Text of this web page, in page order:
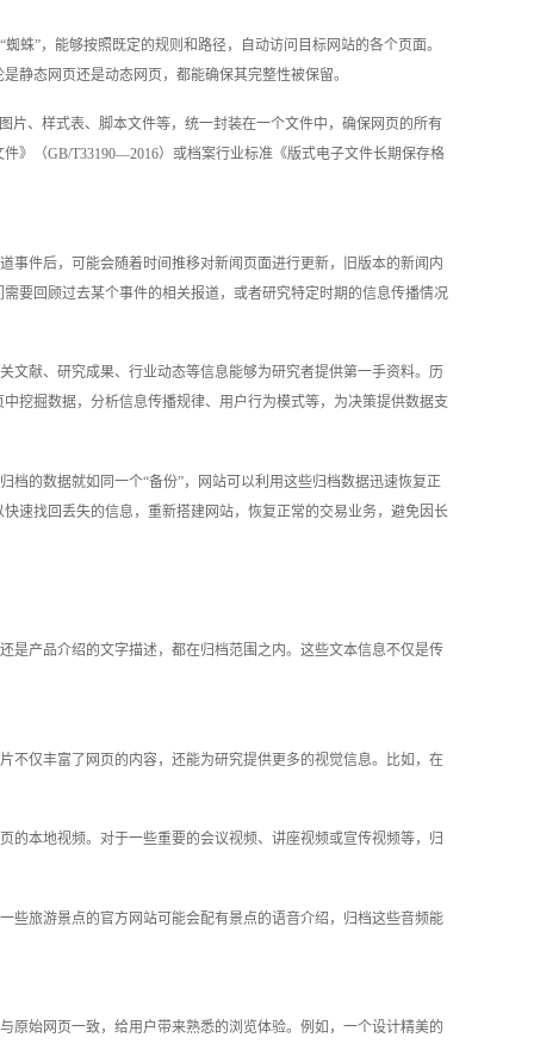
蛛”，能够按照既定的规则和路径，自动访问目标网站的各个页面。
静态网页还是动态网页，都能确保其完整性被保留。
片、样式表、脚本文件等，统一封装在一个文件中，确保网页的所有
》（GB/T33190—2016）或档案行业标准《版式电子文件长期保存格
事件后，可能会随着时间推移对新闻页面进行更新，旧版本的新闻内
要回顾过去某个事件的相关报道，或者研究特定时期的信息传播情况
文献、研究成果、行业动态等信息能够为研究者提供第一手资料。历
挖掘数据，分析信息传播规律、用户行为模式等，为决策提供数据支
的数据就如同一个“备份”，网站可以利用这些归档数据迅速恢复正
速找回丢失的信息，重新搭建网站，恢复正常的交易业务，避免因长
是产品介绍的文字描述，都在归档范围之内。这些文本信息不仅是传
不仅丰富了网页的内容，还能为研究提供更多的视觉信息。比如，在
本地视频。对于一些重要的会议视频、讲座视频或宣传视频等，归
些旅游景点的官方网站可能会配有景点的语音介绍，归档这些音频能
原始网页一致，给用户带来熟悉的浏览体验。例如，一个设计精美的